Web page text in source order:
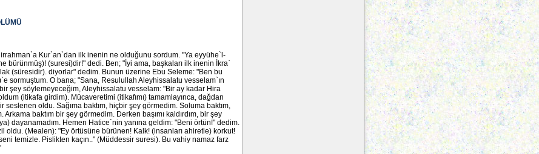
Kur`an`dan ilk inenin ne olduğunu sordum. "Ya eyyühe`l-
bürünmüş)! (suresi)dir!" dedi. Ben; "İyi ama, başkaları ilk inenin İkra`
(süresidir). diyorlar" dedim. Bunun üzerine Ebu Seleme: "Ben bu
sormuştum. O bana; "Sana, Resulullah Aleyhissalatu vesselam`ın
şey söylemeyeceğim, Aleyhissalatu vesselam: "Bir ay kadar Hira
(itikafa girdim). Mücaveretimi (itikafımı) tamamlayınca, dağdan
seslenen oldu. Sağıma baktım, hiçbir şey görmedim. Soluma baktım,
baktım bir şey görmedim. Derken başımı kaldırdım, bir şey
dayanamadım. Hemen Hatice`nin yanına geldim: "Beni örtün!" dedim.
oldu. (Mealen): "Ey örtüsüne bürünen! Kalk! (insanları ahiretle) korkut!
temizle. Pislikten kaçın.." (Müddessir suresi). Bu vahiy namaz farz